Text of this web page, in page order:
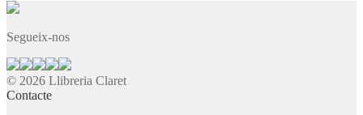
Segueix-nos
© 2026 Llibreria Claret
Contacte